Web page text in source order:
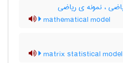
، نمونه ی ریاضی
mathematical model
matrix statistical model